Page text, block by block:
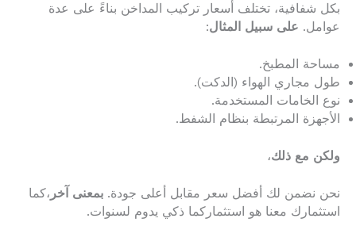
بكل شفافية، تختلف أسعار تركيب المداخن بناءً على عدة
عوامل. على سبيل المثال:
مساحة المطبخ.
طول مجاري الهواء (الدكت).
نوع الخامات المستخدمة.
الأجهزة المرتبطة بنظام الشفط.
ولكن مع ذلك،
نحن نضمن لك أفضل سعر مقابل أعلى جودة. بمعنى آخر ،كما
استثمارك معنا هو استثماركما ذكي يدوم لسنوات.